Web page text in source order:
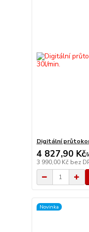
Digitální
4 827,90 Kč/
3 990,00 Kč bez
Novinka